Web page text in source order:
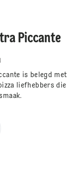
Piccante
is belegd met
liefhebbers die